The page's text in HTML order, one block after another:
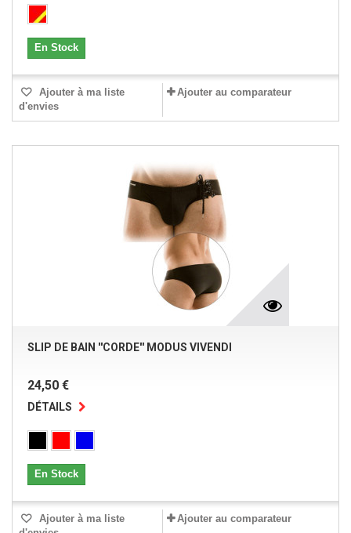
En Stock
Ajouter à ma liste
d'envies
Ajouter au comparateur
SLIP DE BAIN ''CORDE'' MODUS VIVENDI
24,50 €
DÉTAILS
En Stock
Ajouter à ma liste
Ajouter au comparateur